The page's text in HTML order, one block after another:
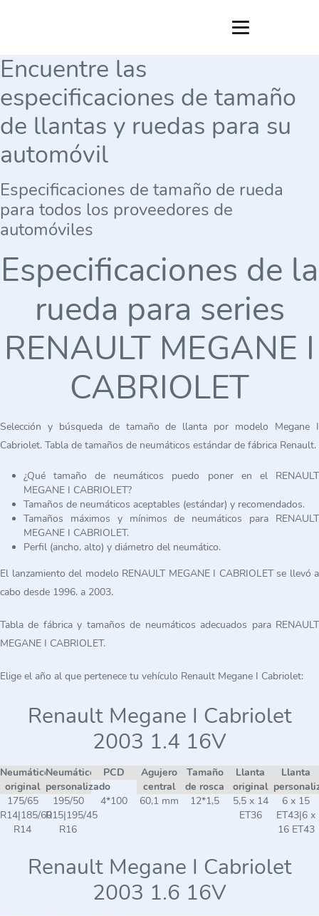
Encuentre las
especificaciones de tamaño
de llantas y ruedas para su
automóvil
Especificaciones de tamaño de rueda
para todos los proveedores de
automóviles
Especificaciones de la
rueda para series
RENAULT MEGANE I
CABRIOLET
Selección y búsqueda de tamaño de llanta por modelo Megane I
Cabriolet. Tabla de tamaños de neumáticos estándar de fábrica Renault.
¿Qué tamaño de neumáticos puedo poner en el RENAULT
MEGANE I CABRIOLET?
Tamaños de neumáticos aceptables (estándar) y recomendados.
Tamaños máximos y mínimos de neumáticos para RENAULT
MEGANE I CABRIOLET.
Perfil (ancho, alto) y diámetro del neumático.
El lanzamiento del modelo RENAULT MEGANE I CABRIOLET se llevó a
cabo desde 1996. a 2003.
Tabla de fábrica y tamaños de neumáticos adecuados para RENAULT
MEGANE I CABRIOLET.
Elige el año al que pertenece tu vehículo Renault Megane I Cabriolet:
Renault Megane I Cabriolet
2003 1.4 16V
Neumático
original
Neumático
personalizado
PCD
Agujero
central
Tamaño
de rosca
Llanta
original
Llanta
175/65
R14|185/60
R14
195/50
R15|195/45
R16
4*100 60,1 mm 12*1,5
5,5 x 14
ET36
6 x 15
ET43|6 x
16 ET43
Renault Megane I Cabriolet
2003 1.6 16V